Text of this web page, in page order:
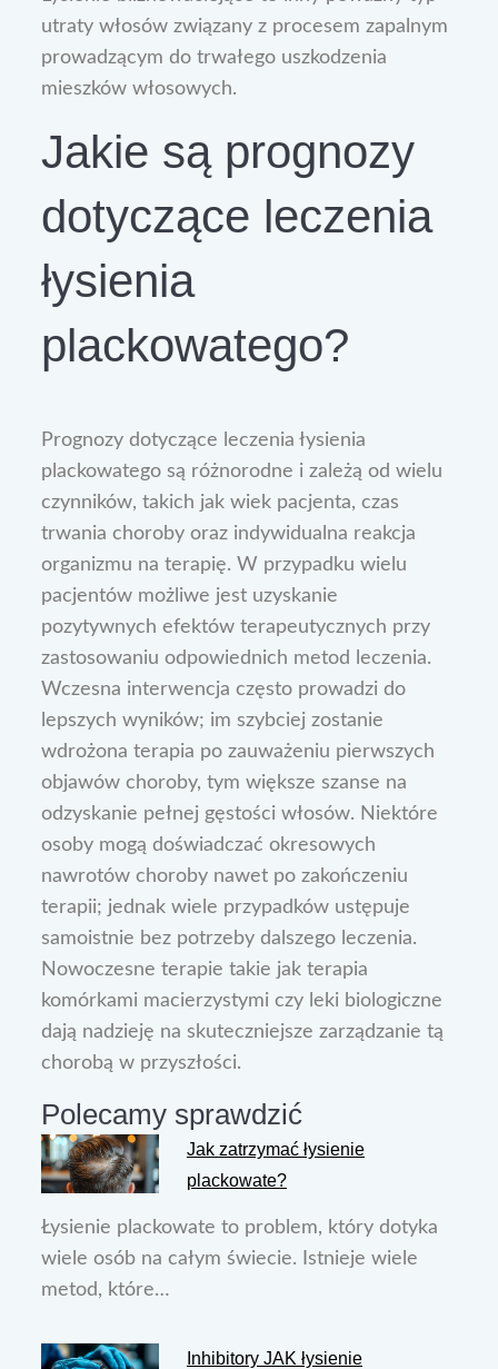
utraty włosów związany z procesem zapalnym
prowadzącym do trwałego uszkodzenia
mieszków włosowych.
Jakie są prognozy
dotyczące leczenia
łysienia
plackowatego?
Prognozy dotyczące leczenia łysienia
plackowatego są różnorodne i zależą od wielu
czynników, takich jak wiek pacjenta, czas
trwania choroby oraz indywidualna reakcja
organizmu na terapię. W przypadku wielu
pacjentów możliwe jest uzyskanie
pozytywnych efektów terapeutycznych przy
zastosowaniu odpowiednich metod leczenia.
Wczesna interwencja często prowadzi do
lepszych wyników; im szybciej zostanie
wdrożona terapia po zauważeniu pierwszych
objawów choroby, tym większe szanse na
odzyskanie pełnej gęstości włosów. Niektóre
osoby mogą doświadczać okresowych
nawrotów choroby nawet po zakończeniu
terapii; jednak wiele przypadków ustępuje
samoistnie bez potrzeby dalszego leczenia.
Nowoczesne terapie takie jak terapia
komórkami macierzystymi czy leki biologiczne
dają nadzieję na skuteczniejsze zarządzanie tą
chorobą w przyszłości.
Polecamy sprawdzić
Jak zatrzymać łysienie
plackowate?
Łysienie plackowate to problem, który dotyka
wiele osób na całym świecie. Istnieje wiele
metod, które…
Inhibitory JAK łysienie